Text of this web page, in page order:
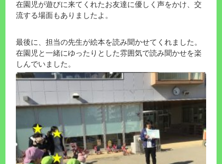
在園児が遊びに来てくれたお友達に優しく声をかけ、交
流する場面もありましたよ。
最後に、担当の先生が絵本を読み聞かせてくれました。
在園児と一緒にゆったりとした雰囲気で読み聞かせを楽
しんでいました。